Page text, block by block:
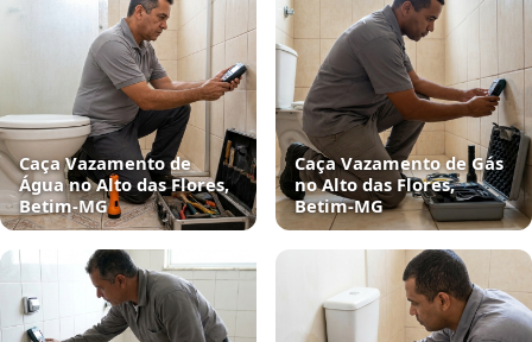
Caça Vazamento de
Água no Alto das Flores,
Betim‑MG
Caça Vazamento de Gás
no Alto das Flores,
Betim‑MG